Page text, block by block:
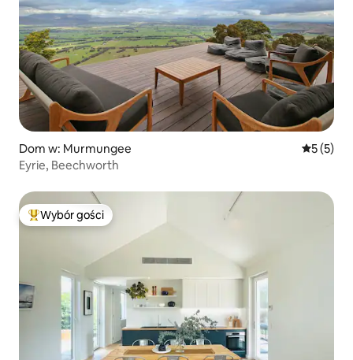
Dom w: Murmungee Średnia
5 (5)
Eyrie, Beechworth
Najpopularniejsze z kategorii Wybór gości
Wybór gości